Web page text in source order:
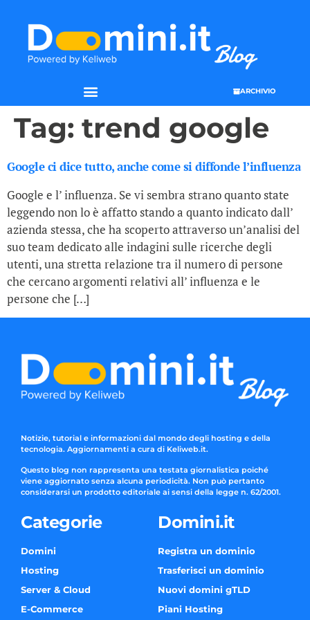
ARCHIVIO
Tag: trend google
Google ci dice tutto, anche come si diffonde l’influenza
Google e l’ influenza. Se vi sembra strano quanto state
leggendo non lo è affatto stando a quanto indicato dall’
azienda stessa, che ha scoperto attraverso un’analisi del
suo team dedicato alle indagini sulle ricerche degli
utenti, una stretta relazione tra il numero di persone
che cercano argomenti relativi all’ influenza e le
persone che […]
Notizie, tutorial e informazioni dal mondo degli hosting e della
tecnologia. Aggiornamenti a cura di Keliweb.it.
Questo blog non rappresenta una testata giornalistica poiché
viene aggiornato senza alcuna periodicità. Non può pertanto
considerarsi un prodotto editoriale ai sensi della legge n. 62/2001.
Categorie
Domini
Hosting
Server & Cloud
E-Commerce
Domini.it
Registra un dominio
Trasferisci un dominio
Nuovi domini gTLD
Piani Hosting